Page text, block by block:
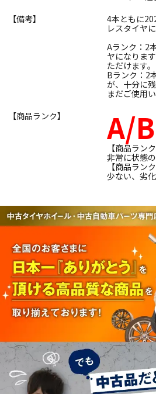
【備考】
4本ともに
レスタイヤ
Aランク：2
ヤになりま
ただけます。
Bランク：2
が、十分に
まだご使用
【商品ランク】
A/B
【商品ラン
非常に状態
【商品ラン
少ない、劣